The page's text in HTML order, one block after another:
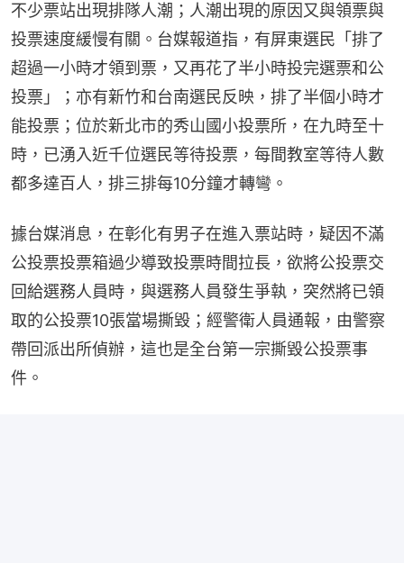
不少票站出現排隊人潮；人潮出現的原因又與領票與
投票速度緩慢有關。台媒報道指，有屏東選民「排了
超過一小時才領到票，又再花了半小時投完選票和公
投票」；亦有新竹和台南選民反映，排了半個小時才
能投票；位於新北市的秀山國小投票所，在九時至十
時，已湧入近千位選民等待投票，每間教室等待人數
都多達百人，排三排每10分鐘才轉彎。
據台媒消息，在彰化有男子在進入票站時，疑因不滿
公投票投票箱過少導致投票時間拉長，欲將公投票交
回給選務人員時，與選務人員發生爭執，突然將已領
取的公投票10張當場撕毀；經警衛人員通報，由警察
帶回派出所偵辦，這也是全台第一宗撕毀公投票事
件。